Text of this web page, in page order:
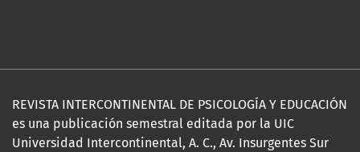
REVISTA INTERCONTINENTAL DE PSICOLOGÍA Y EDUCACIÓN
es una publicación semestral editada por la UIC
Universidad Intercontinental, A. C., Av. Insurgentes Sur